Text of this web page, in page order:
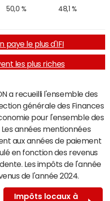
50,0 % 48,1 %
paye le plus d'IFI
les plus riches
a recueilli l'ensemble des
générale des Finances
pour l'ensemble des
années mentionnées
aux années de paiement
en fonction des revenus
Les impôts de l'année
de l'année 2024.
Impôts locaux à